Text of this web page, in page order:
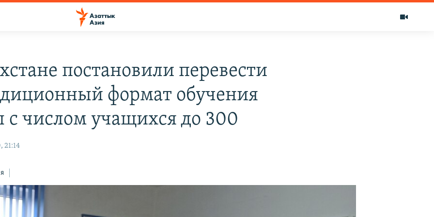
постановили перевести
формат обучения
числом учащихся до 300
21:14